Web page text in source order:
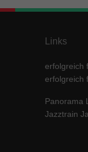
Links
erfolgreich
erfolgreich
Panorama
Jazztrain
Inhalte von
Wenn Cookies von
keiner manuellen